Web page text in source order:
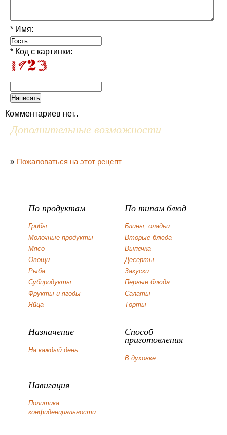
* Имя:
* Код с картинки:
Комментариев нет..
Дополнительные возможности
» Пожаловаться на этот рецепт
По продуктам
Грибы
Молочные продукты
Мясо
Овощи
Рыба
Субпродукты
Фрукты и ягоды
Яйца
По типам блюд
Блины, оладьи
Вторые блюда
Выпечка
Десерты
Закуски
Первые блюда
Салаты
Торты
Назначение
На каждый день
Способ
приготовления
В духовке
Навигация
Политика
конфиденциальности